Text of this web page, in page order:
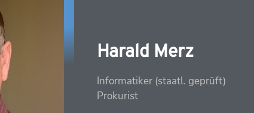
Harald Merz
Informatiker (staatl. geprüft)
Prokurist